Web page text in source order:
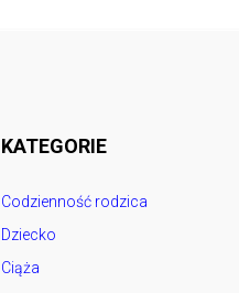
KATEGORIE
Codzienność rodzica
Dziecko
Ciąża